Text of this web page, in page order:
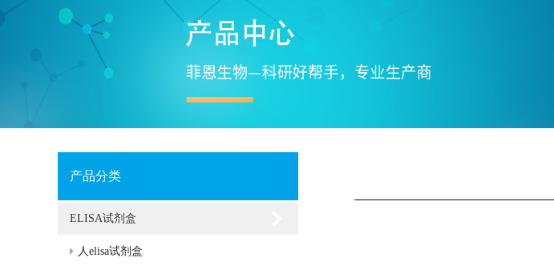
产品分类
ELISA试剂盒
人elisa试剂盒